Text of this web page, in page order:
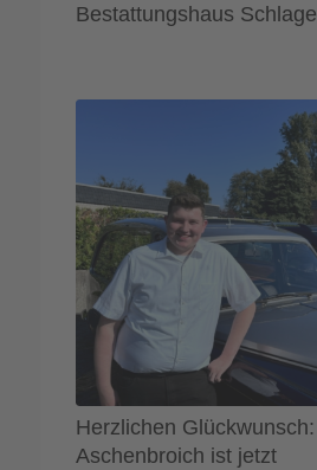
Bestattungshaus Schlage
Herzlichen
Aschenbroich ist jetzt